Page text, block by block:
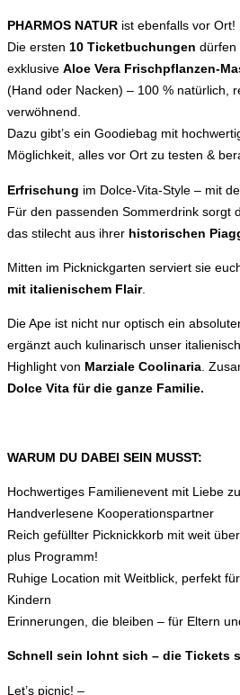
PHARMOS NATUR ist ebenfalls vor Ort!
Die ersten 10 Ticketbuchungen dürfen
exklusive Aloe Vera Frischpflanzen-
(Hand oder Nacken) – 100 % natürlich,
verwöhnend.
Dazu gibt’s ein Goodiebag mit
Möglichkeit, alles vor Ort zu testen &
Erfrischung im Dolce-Vita-Style – mit
Für den passenden Sommerdrink sorgt
das stilecht aus ihrer historischen
Mitten im Picknickgarten serviert sie
mit italienischem Flair.
Die Ape ist nicht nur optisch ein
ergänzt auch kulinarisch unser
Highlight von Marziale Coolinaria.
Dolce Vita für die ganze Familie.
WARUM DU DABEI SEIN MUSST:
Hochwertiges Familienevent mit Liebe
Handverlesene Kooperationspartner
Reich gefüllter Picknickkorb mit weit
plus Programm!
Ruhige Location mit Weitblick, perfekt
Kindern
Erinnerungen, die bleiben – für Eltern
Schnell sein lohnt sich – die Tickets
Let’s picnic! –